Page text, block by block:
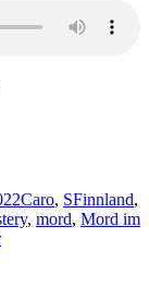
Caro, SFinnland,
, mord, Mord im
zu